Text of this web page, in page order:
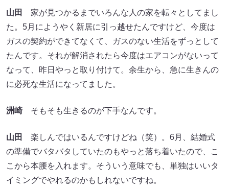
山田
家が見つかるまでいろんな人の家を転々としてまし
た。5月にようやく新居に引っ越せたんですけど、今度は
ガスの契約ができてなくて、ガスのない生活をずっとして
たんです。それが解消されたら今度はエアコンがないって
なって、昨日やっと取り付けて。余生から、急に生きんの
に必死な生活になってました。
洲崎そもそも生きるのが下手なんです。
山田
楽しんではいるんですけどね（笑）。6月、結婚式
の準備でバタバタしていたのもやっと落ち着いたので、こ
こから本腰を入れます。そういう意味でも、単独はいいタ
イミングでやれるのかもしれないですね。